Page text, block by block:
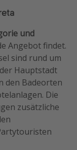
und
Angebot findet.
sind rund um
Hauptstadt
den Badeorten
Die
zusätzliche